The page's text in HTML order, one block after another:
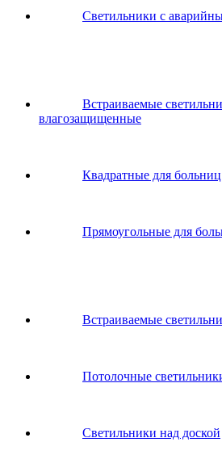
Светильники с
Встраиваемые
влагозащищенные
Квадратные для больниц
Прямоугольные для
Встраиваемые
Потолочные
Светильники над доской